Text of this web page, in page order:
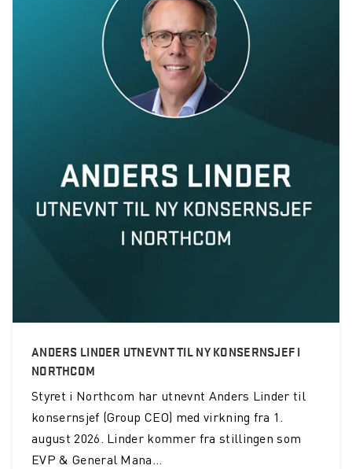
ANDERS LINDER UTNEVNT TIL NY KONSERNSJEF I
NORTHCOM
Styret i Northcom har utnevnt Anders Linder til
konsernsjef (Group CEO) med virkning fra 1.
august 2026. Linder kommer fra stillingen som
EVP & General Mana...